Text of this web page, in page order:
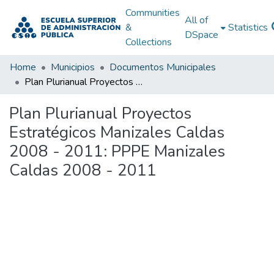
Communities
&
Collections
All of
DSpace
Statistics
Home Municipios
Documentos Municipales
Plan Plurianual Proyectos Estratégicos Manizales Caldas 2008 - 2011: PPPE Manizales Caldas 2008 - 2011
Plan Plurianual Proyectos
Estratégicos Manizales Caldas
2008 - 2011: PPPE Manizales
Caldas 2008 - 2011